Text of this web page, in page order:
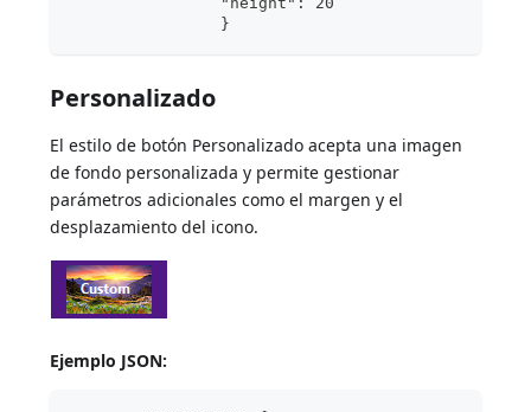
                }
Personalizado
El estilo de botón Personalizado acepta una imagen
de fondo personalizada y permite gestionar
parámetros adicionales como el margen y el
desplazamiento del icono.
Ejemplo JSON: